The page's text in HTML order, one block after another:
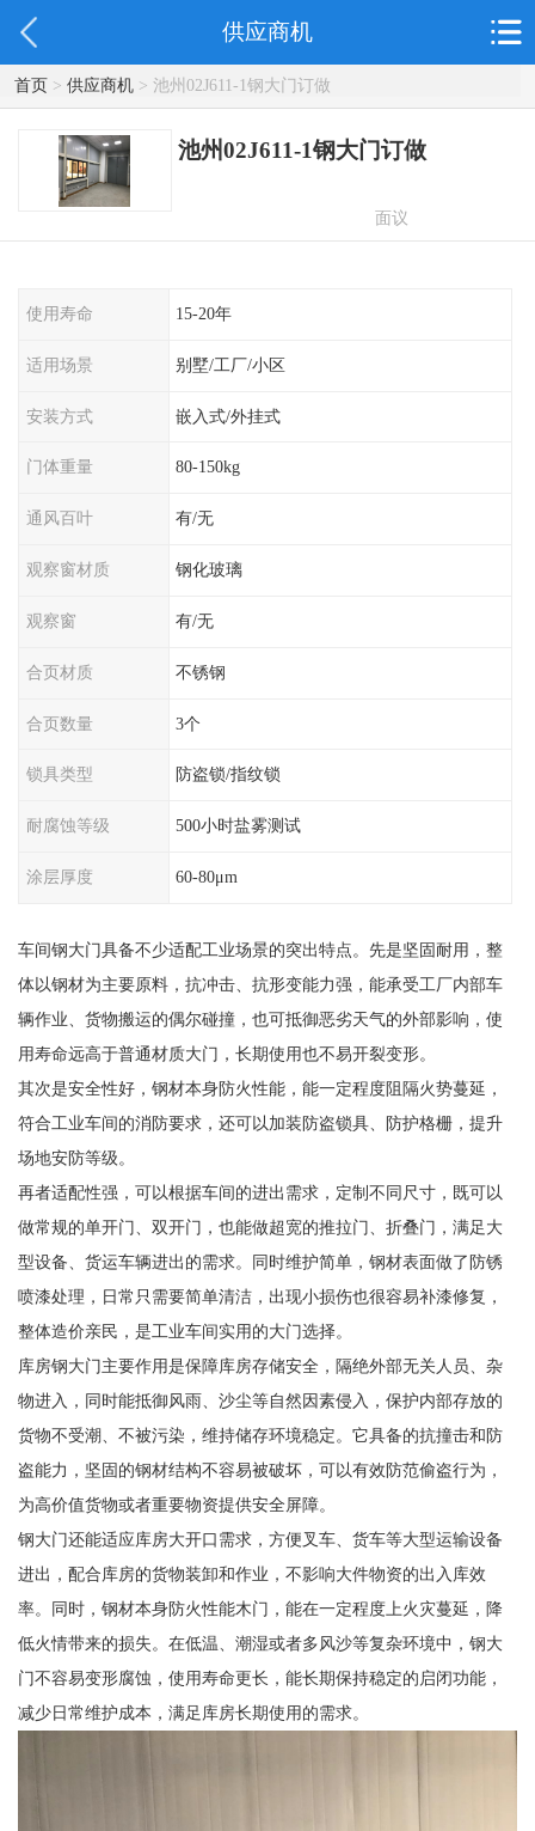
供应商机
首页> 供应商机> 池州02J611-1钢大门订做
池州02J611-1钢大门订做
面议
使用寿命 15-20年
适用场景 别墅/工厂/小区
安装方式 嵌入式/外挂式
门体重量 80-150kg
通风百叶 有/无
观察窗材质 钢化玻璃
观察窗 有/无
合页材质 不锈钢
合页数量 3个
锁具类型 防盗锁/指纹锁
耐腐蚀等级 500小时盐雾测试
涂层厚度 60-80μm
车间钢大门具备不少适配工业场景的突出特点。先是坚固耐用，整
体以钢材为主要原料，抗冲击、抗形变能力强，能承受工厂内部车
辆作业、货物搬运的偶尔碰撞，也可抵御恶劣天气的外部影响，使
用寿命远高于普通材质大门，长期使用也不易开裂变形。
其次是安全性好，钢材本身防火性能，能一定程度阻隔火势蔓延，
符合工业车间的消防要求，还可以加装防盗锁具、防护格栅，提升
场地安防等级。
再者适配性强，可以根据车间的进出需求，定制不同尺寸，既可以
做常规的单开门、双开门，也能做超宽的推拉门、折叠门，满足大
型设备、货运车辆进出的需求。同时维护简单，钢材表面做了防锈
喷漆处理，日常只需要简单清洁，出现小损伤也很容易补漆修复，
整体造价亲民，是工业车间实用的大门选择。
库房钢大门主要作用是保障库房存储安全，隔绝外部无关人员、杂
物进入，同时能抵御风雨、沙尘等自然因素侵入，保护内部存放的
货物不受潮、不被污染，维持储存环境稳定。它具备的抗撞击和防
盗能力，坚固的钢材结构不容易被破坏，可以有效防范偷盗行为，
为高价值货物或者重要物资提供安全屏障。
钢大门还能适应库房大开口需求，方便叉车、货车等大型运输设备
进出，配合库房的货物装卸和作业，不影响大件物资的出入库效
率。同时，钢材本身防火性能木门，能在一定程度上火灾蔓延，降
低火情带来的损失。在低温、潮湿或者多风沙等复杂环境中，钢大
门不容易变形腐蚀，使用寿命更长，能长期保持稳定的启闭功能，
减少日常维护成本，满足库房长期使用的需求。